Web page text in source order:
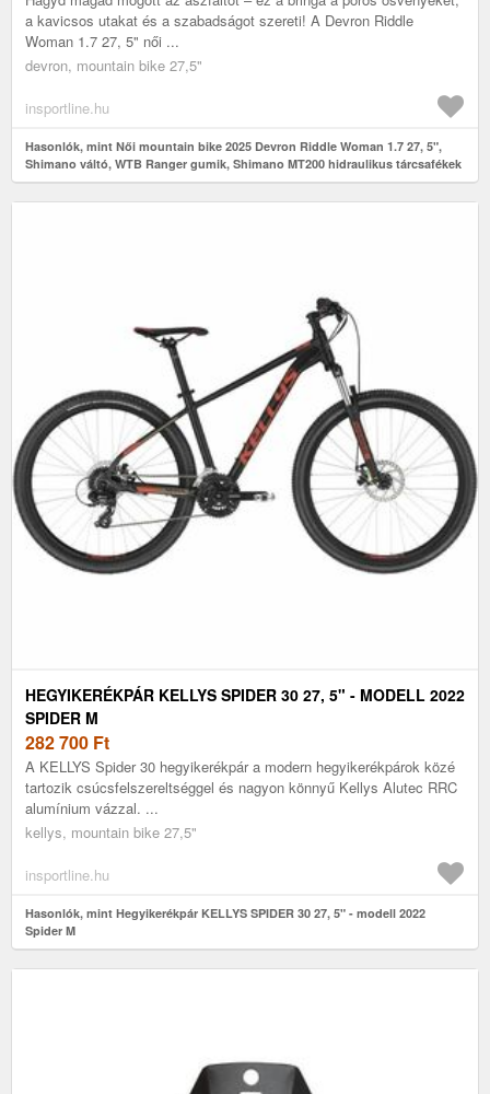
a kavicsos utakat és a szabadságot szereti! A Devron Riddle
Woman 1.7 27, 5" női ...
devron, mountain bike 27,5"
insportline.hu
Hasonlók, mint Női mountain bike 2025 Devron Riddle Woman 1.7 27, 5",
Shimano váltó, WTB Ranger gumik, Shimano MT200 hidraulikus tárcsafékek
HEGYIKERÉKPÁR KELLYS SPIDER 30 27, 5" - MODELL 2022
SPIDER M
282 700 Ft
A KELLYS Spider 30 hegyikerékpár a modern hegyikerékpárok közé
tartozik csúcsfelszereltséggel és nagyon könnyű Kellys Alutec RRC
alumínium vázzal. ...
kellys, mountain bike 27,5"
insportline.hu
Hasonlók, mint Hegyikerékpár KELLYS SPIDER 30 27, 5" - modell 2022
Spider M